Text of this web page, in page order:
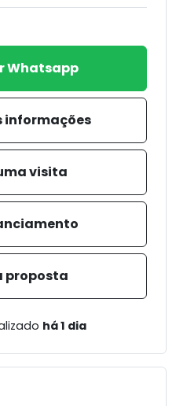
Whatsapp
informações
visita
proposta
há 1 dia